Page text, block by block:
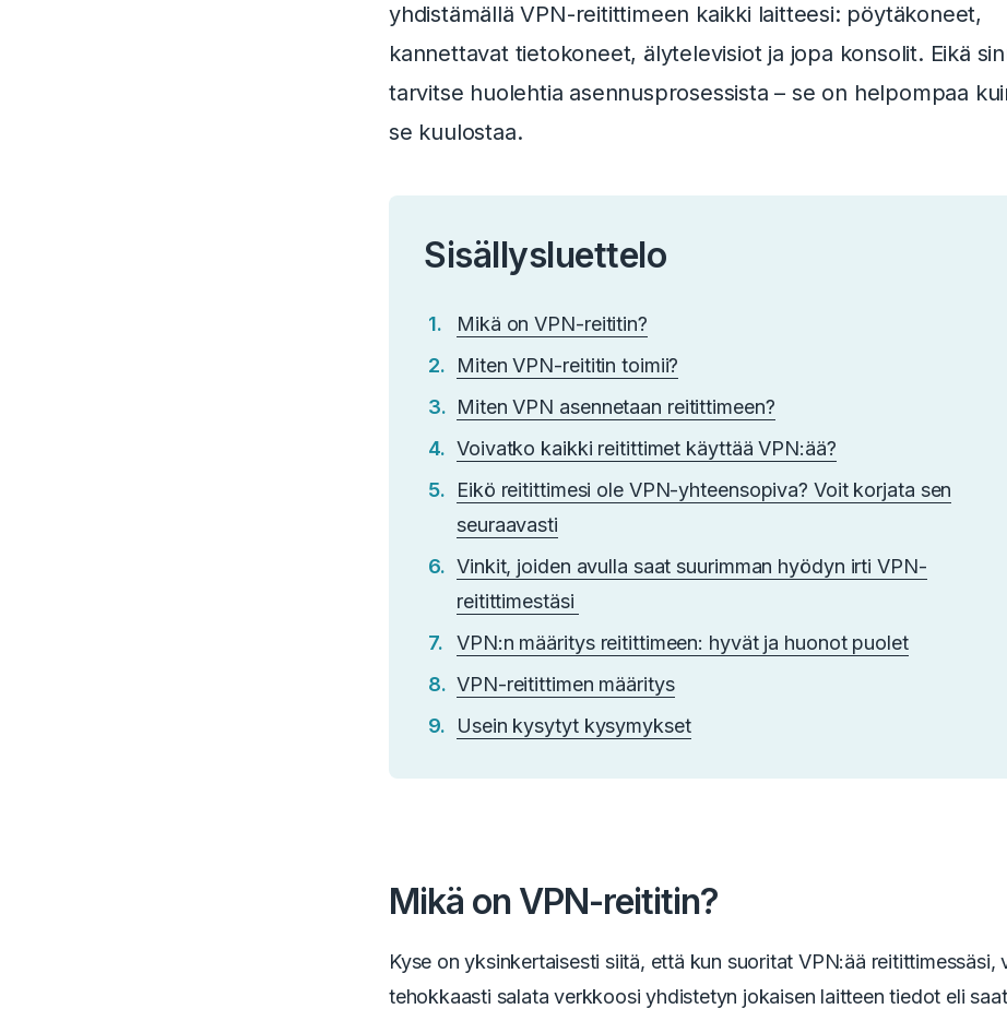
yhdistämällä VPN-reitittimeen kaikki laitteesi: pöytäkoneet,
kannettavat tietokoneet, älytelevisiot ja jopa konsolit. Eikä
tarvitse huolehtia asennusprosessista – se on helpompaa
se kuulostaa.
Sisällysluettelo
Mikä on VPN-reititin?
Miten VPN-reititin toimii?
Miten VPN asennetaan reitittimeen?
Voivatko kaikki reitittimet käyttää VPN:ää?
Eikö reitittimesi ole VPN-yhteensopiva? Voit korjata sen
seuraavasti
Vinkit, joiden avulla saat suurimman hyödyn irti VPN-
reitittimestäsi
VPN:n määritys reitittimeen: hyvät ja huonot puolet
VPN-reitittimen määritys
Usein kysytyt kysymykset
Mikä on VPN-reititin?
Kyse on yksinkertaisesti siitä, että kun suoritat VPN:ää reitittimessäsi,
tehokkaasti salata verkkoosi yhdistetyn jokaisen laitteen tiedot eli